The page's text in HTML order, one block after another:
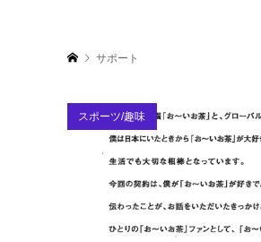
サポート
スポーツ/趣味